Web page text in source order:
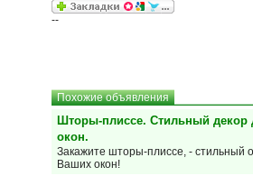
--
Похожие объявления
Шторы-плиссе. Стильный декор
окон.
Закажите шторы-плиссе, - стильный
Ваших окон!